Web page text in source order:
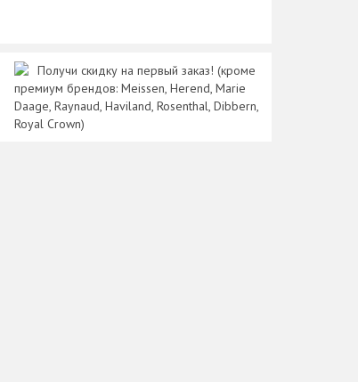
Получи скидку на первый заказ! (кроме
премиум брендов: Meissen, Herend, Marie
Daage, Raynaud, Haviland, Rosenthal, Dibbern,
Royal Crown)